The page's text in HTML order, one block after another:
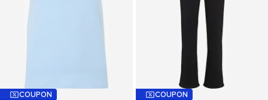
COUPON COUPON